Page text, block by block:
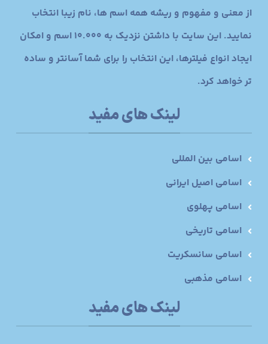
از معنی و مفهوم و ریشه همه اسم ها، نام زیبا انتخاب
نمایید. این سایت با داشتن نزدیک به 10.000 اسم و امکان
ایجاد انواع فیلترها، این انتخاب را برای شما آسانتر و ساده
تر خواهد کرد.
لینک های مفید
اسامی بین المللی
اسامی اصیل ایرانی
اسامی پهلوی
اسامی تاریخی
اسامی سانسکریت
اسامی مذهبی
لینک های مفید